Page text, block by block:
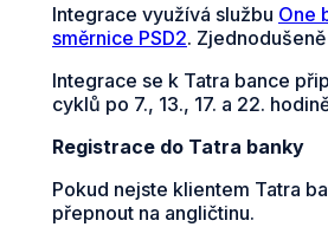
Integrace využívá službu One
směrnice PSD2.
Integrace se k Tatra bance
cyklů po 7., 13., 17. a 22.
Registrace do Tatra banky
Pokud nejste klientem Tatra
přepnout na angličtinu.